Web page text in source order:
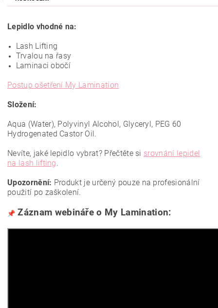
Lepidlo vhodné na:
Lash Lifting
Trvalou na řasy
Laminaci obočí
Postup ošetření My Lamination
Složení:
Aqua (Water), Polyvinyl Alcohol, Glyceryl, PEG 60
Hydrogenated Castor Oil.
Nevíte, jaké lepidlo vybrat? Přečtěte si srovnání lepidel
na lash lifting.
Upozornění: Produkt je určený pouze na profesionální
použití po zaškolení.
Záznam webináře o My Lamination: